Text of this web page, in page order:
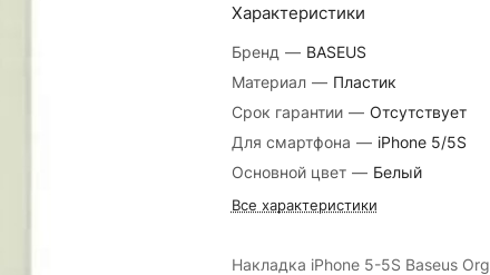
Характеристики
Бренд — BASEUS
Материал — Пластик
Срок гарантии — Отсутствует
Для смартфона — iPhone 5/5S
Основной цвет — Белый
Все характеристики
Накладка iPhone 5-5S Baseus